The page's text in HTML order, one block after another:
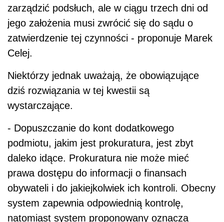
zarządzić podsłuch, ale w ciągu trzech dni od
jego założenia musi zwrócić się do sądu o
zatwierdzenie tej czynności - proponuje Marek
Celej.
Niektórzy jednak uważają, że obowiązujące
dziś rozwiązania w tej kwestii są
wystarczające.
- Dopuszczanie do kont dodatkowego
podmiotu, jakim jest prokuratura, jest zbyt
daleko idące. Prokuratura nie może mieć
prawa dostępu do informacji o finansach
obywateli i do jakiejkolwiek ich kontroli. Obecny
system zapewnia odpowiednią kontrolę,
natomiast system proponowany oznacza